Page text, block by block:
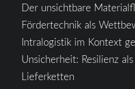
Der unsichtbare
Fördertechnik als
Intralogistik im Kontext
Unsicherheit: Resilienz
Lieferketten